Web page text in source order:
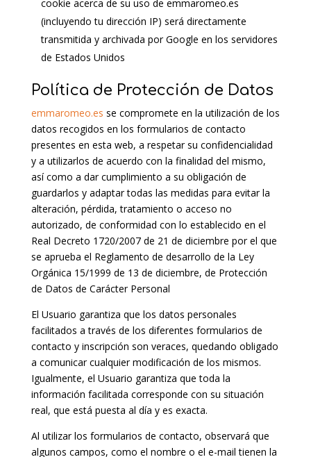
cookie acerca de su uso de emmaromeo.es
(incluyendo tu dirección IP) será directamente
transmitida y archivada por Google en los servidores
de Estados Unidos
Política de Protección de Datos
emmaromeo.es se compromete en la utilización de los
datos recogidos en los formularios de contacto
presentes en esta web, a respetar su confidencialidad
y a utilizarlos de acuerdo con la finalidad del mismo,
así como a dar cumplimiento a su obligación de
guardarlos y adaptar todas las medidas para evitar la
alteración, pérdida, tratamiento o acceso no
autorizado, de conformidad con lo establecido en el
Real Decreto 1720/2007 de 21 de diciembre por el que
se aprueba el Reglamento de desarrollo de la Ley
Orgánica 15/1999 de 13 de diciembre, de Protección
de Datos de Carácter Personal
El Usuario garantiza que los datos personales
facilitados a través de los diferentes formularios de
contacto y inscripción son veraces, quedando obligado
a comunicar cualquier modificación de los mismos.
Igualmente, el Usuario garantiza que toda la
información facilitada corresponde con su situación
real, que está puesta al día y es exacta.
Al utilizar los formularios de contacto, observará que
algunos campos, como el nombre o el e-mail tienen la